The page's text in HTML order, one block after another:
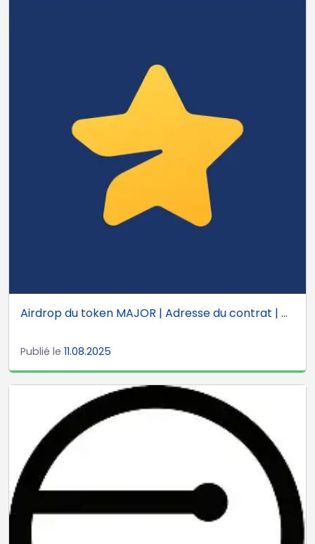
Airdrop du token MAJOR | Adresse du contrat | ...
Publié le 11.08.2025